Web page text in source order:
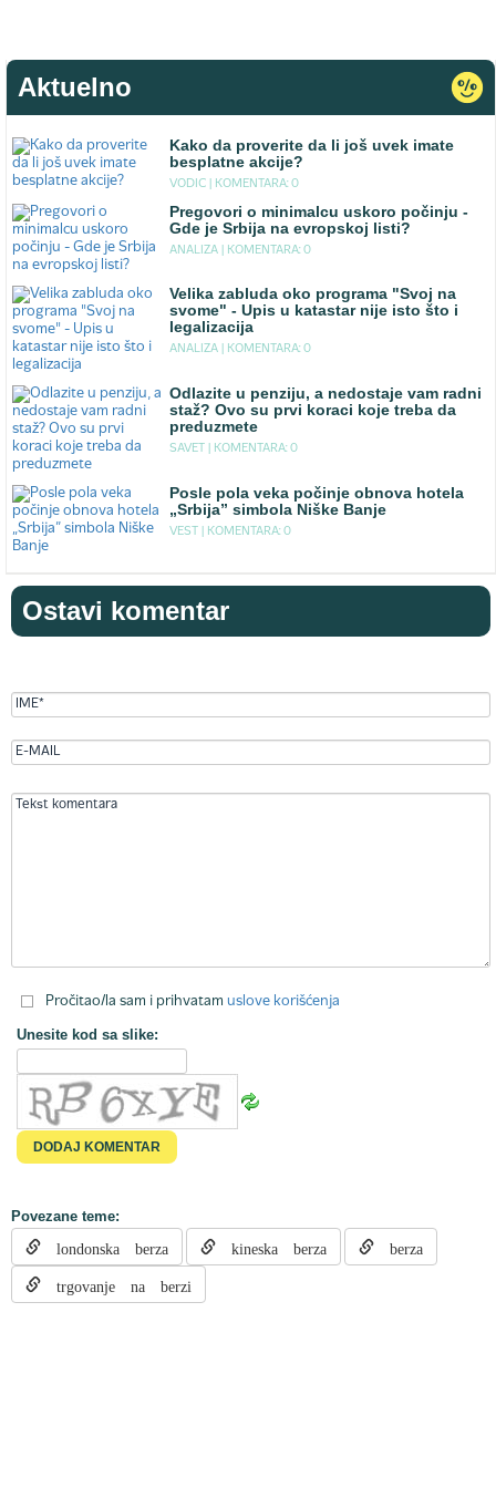
Aktuelno
Kako da proverite da li još uvek imate
besplatne akcije?
VODIC | KOMENTARA: 0
Pregovori o minimalcu uskoro počinju -
Gde je Srbija na evropskoj listi?
ANALIZA | KOMENTARA: 0
Velika zabluda oko programa "Svoj na
svome" - Upis u katastar nije isto što i
legalizacija
ANALIZA | KOMENTARA: 0
Odlazite u penziju, a nedostaje vam radni
staž? Ovo su prvi koraci koje treba da
preduzmete
SAVET | KOMENTARA: 0
Posle pola veka počinje obnova hotela
„Srbija” simbola Niške Banje
VEST | KOMENTARA: 0
Ostavi komentar
Pročitao/la sam i prihvatam uslove korišćenja
Unesite kod sa slike:
Povezane teme:
londonska berza kineska berza berza
trgovanje na berzi